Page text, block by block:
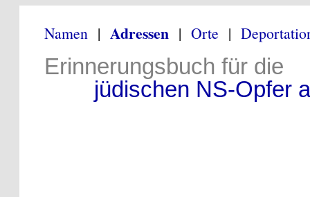
Namen | Adressen | Orte |
Erinnerungsbuch für die
jüdischen NS-Opfer